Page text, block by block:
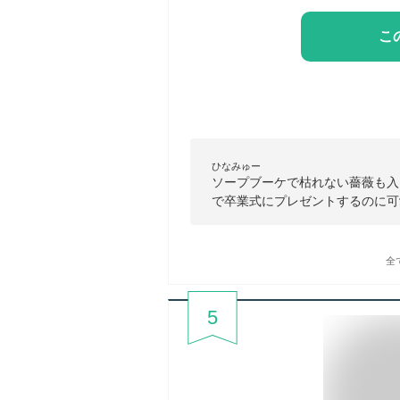
こ
ひなみゅー
ソープブーケで枯れない薔薇も
で卒業式にプレゼントするのに
全
5